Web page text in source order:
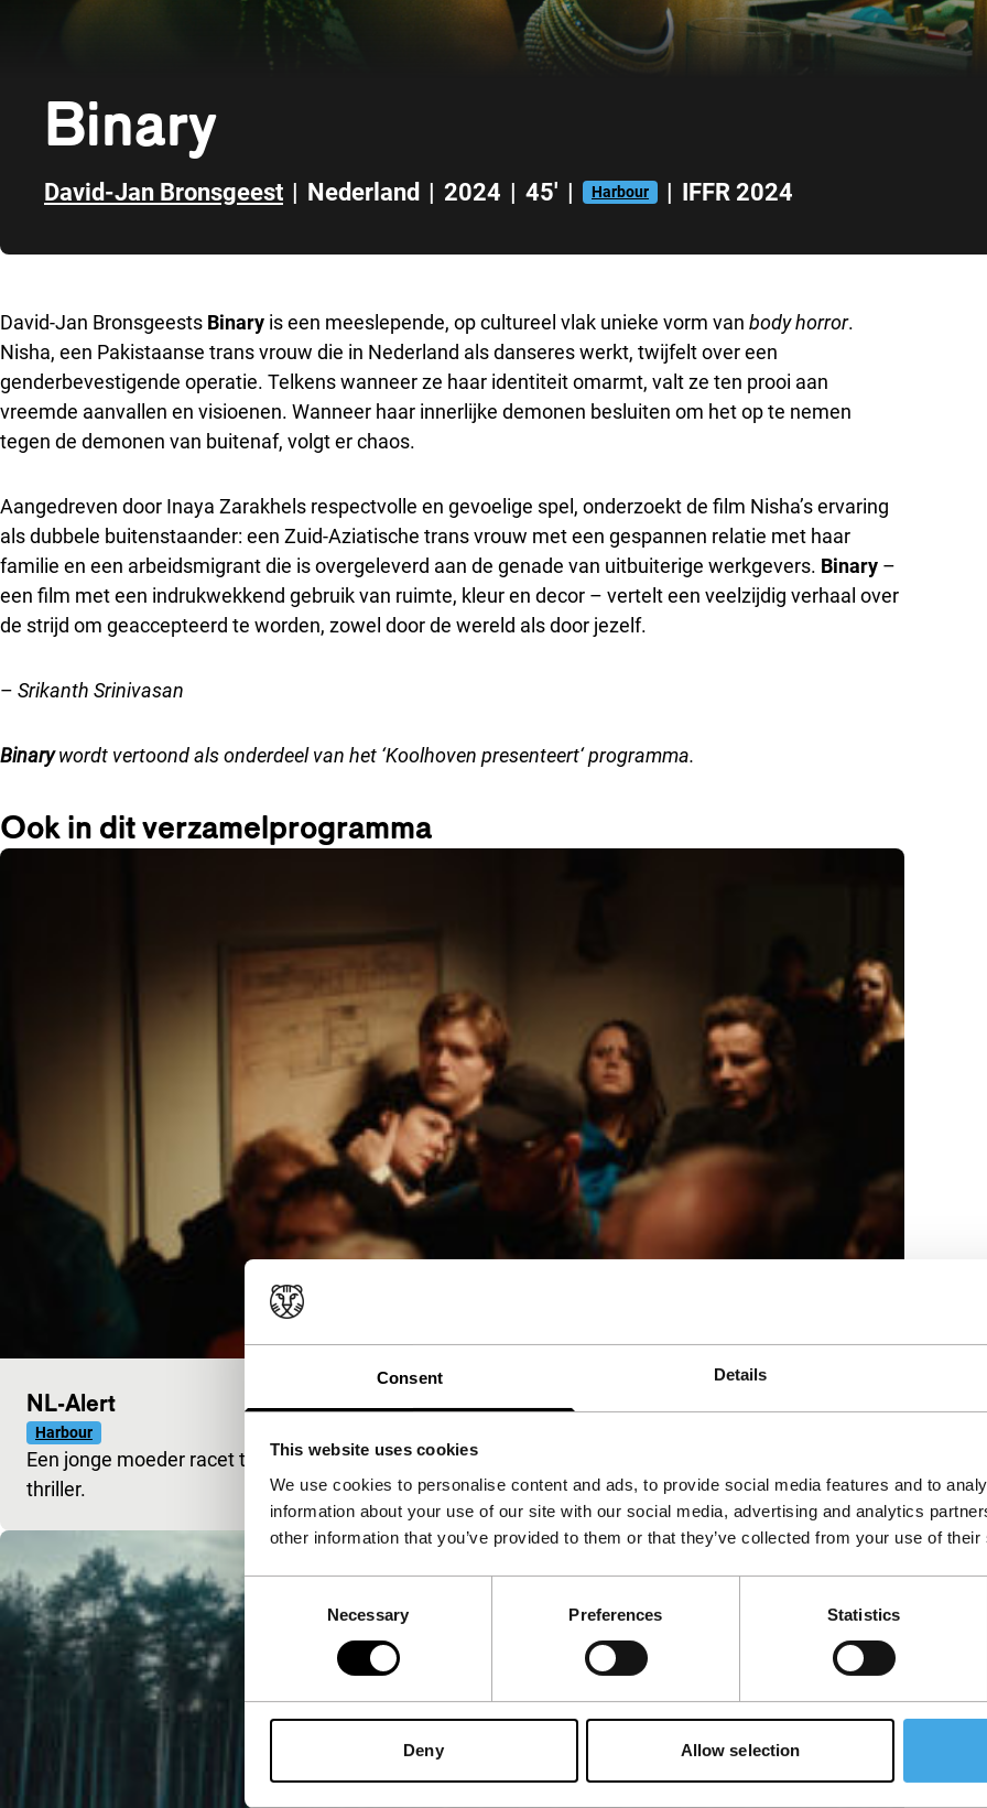
Consent Details
This website uses cookies
We use cookies to personalise content and ads, to provide social media features and to
information about your use of our site with our social media, advertising and analytics
other information that you’ve provided to them or that they’ve collected from your use of
Consent
Selection
Necessary Preferences Statistics
Deny Allow selection
Binary
David-Jan Bronsgeest | Nederland | 2024 | 45' | Harbour | IFFR 2024
David-Jan Bronsgeests Binary is een meeslepende, op cultureel vlak unieke vorm van body horror.
Nisha, een Pakistaanse trans vrouw die in Nederland als danseres werkt, twijfelt over een
genderbevestigende operatie. Telkens wanneer ze haar identiteit omarmt, valt ze ten prooi aan
vreemde aanvallen en visioenen. Wanneer haar innerlijke demonen besluiten om het op te nemen
tegen de demonen van buitenaf, volgt er chaos.
Aangedreven door Inaya Zarakhels respectvolle en gevoelige spel, onderzoekt de film Nisha’s ervaring
als dubbele buitenstaander: een Zuid-Aziatische trans vrouw met een gespannen relatie met haar
familie en een arbeidsmigrant die is overgeleverd aan de genade van uitbuiterige werkgevers. Binary –
een film met een indrukwekkend gebruik van ruimte, kleur en decor – vertelt een veelzijdig verhaal over
de strijd om geaccepteerd te worden, zowel door de wereld als door jezelf.
– Srikanth Srinivasan
Binarywordt vertoond als onderdeel van het ‘Koolhoven presenteert‘ programma.
Ook in dit verzamelprogramma
NL-Alert
Harbour
Een jonge moeder racet tegen de klok om haar kind te vinden in deze fascinerende nucleaire
thriller.